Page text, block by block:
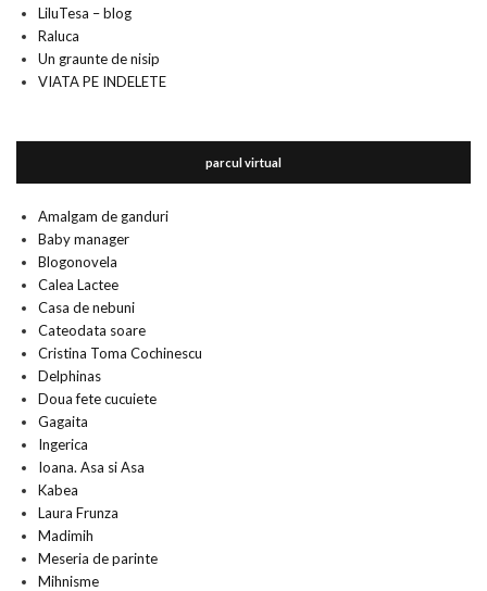
LiluTesa – blog
Raluca
Un graunte de nisip
VIATA PE INDELETE
parcul virtual
Amalgam de ganduri
Baby manager
Blogonovela
Calea Lactee
Casa de nebuni
Cateodata soare
Cristina Toma Cochinescu
Delphinas
Doua fete cucuiete
Gagaita
Ingerica
Ioana. Asa si Asa
Kabea
Laura Frunza
Madimih
Meseria de parinte
Mihnisme